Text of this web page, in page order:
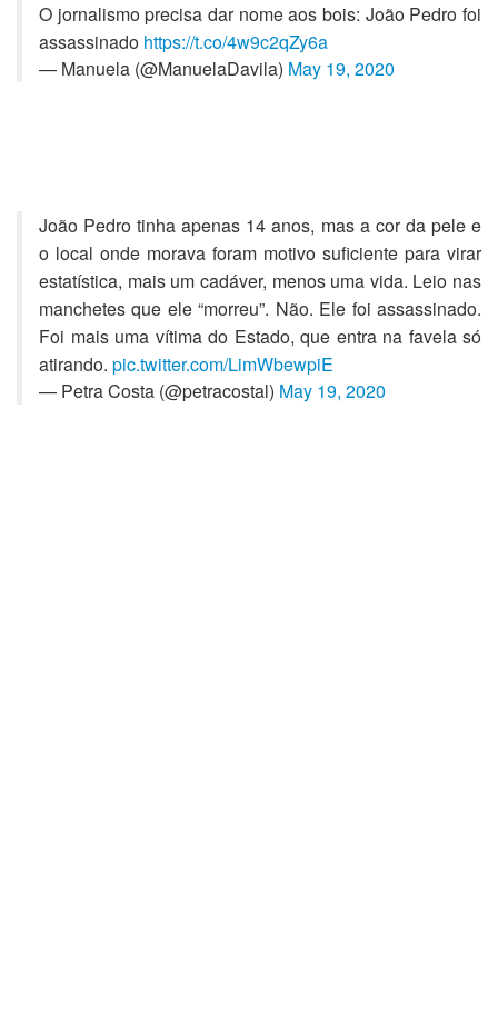
O jornalismo precisa dar nome aos bois: João Pedro foi
assassinado https://t.co/4w9c2qZy6a
— Manuela (@ManuelaDavila) May 19, 2020
João Pedro tinha apenas 14 anos, mas a cor da pele e
o local onde morava foram motivo suficiente para virar
estatística, mais um cadáver, menos uma vida. Leio nas
manchetes que ele “morreu”. Não. Ele foi assassinado.
Foi mais uma vítima do Estado, que entra na favela só
atirando. pic.twitter.com/LimWbewpiE
— Petra Costa (@petracostal) May 19, 2020